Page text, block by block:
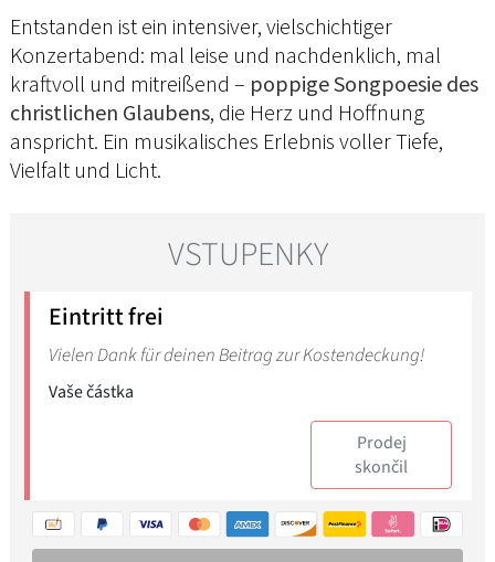
Entstanden ist ein intensiver, vielschichtiger
Konzertabend: mal leise und nachdenklich, mal
kraftvoll und mitreißend – poppige Songpoesie des
christlichen Glaubens, die Herz und Hoffnung
anspricht. Ein musikalisches Erlebnis voller Tiefe,
Vielfalt und Licht.